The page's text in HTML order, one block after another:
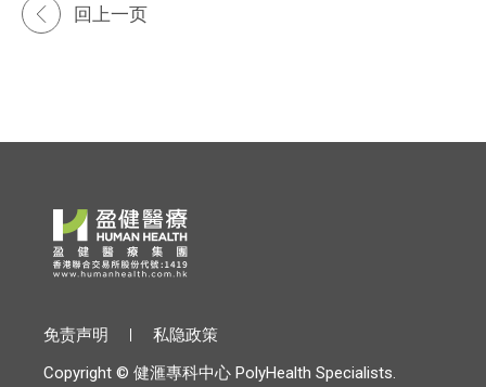
回上一页
免责声明
私隐政策
Copyright © 健滙專科中心 PolyHealth Specialists.